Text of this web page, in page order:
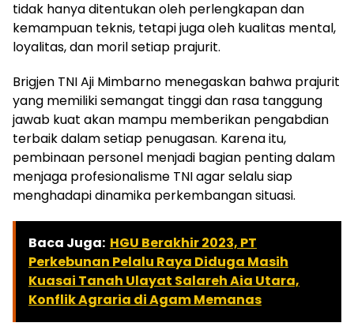
tidak hanya ditentukan oleh perlengkapan dan
kemampuan teknis, tetapi juga oleh kualitas mental,
loyalitas, dan moril setiap prajurit.
Brigjen TNI Aji Mimbarno menegaskan bahwa prajurit
yang memiliki semangat tinggi dan rasa tanggung
jawab kuat akan mampu memberikan pengabdian
terbaik dalam setiap penugasan. Karena itu,
pembinaan personel menjadi bagian penting dalam
menjaga profesionalisme TNI agar selalu siap
menghadapi dinamika perkembangan situasi.
Baca Juga: HGU Berakhir 2023, PT
Perkebunan Pelalu Raya Diduga Masih
Kuasai Tanah Ulayat Salareh Aia Utara,
Konflik Agraria di Agam Memanas